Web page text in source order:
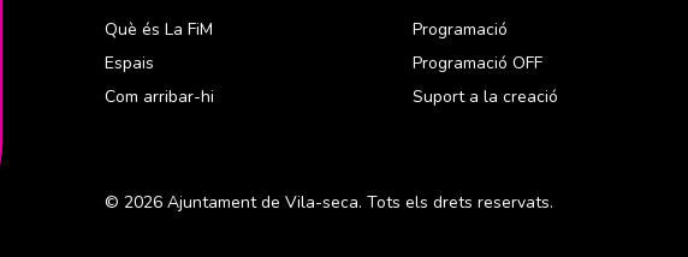
Què és La FiM
Espais
Com arribar-hi
Programació
Programació OFF
Suport a la creació
© 2026 Ajuntament de Vila-seca. Tots els drets reservats.